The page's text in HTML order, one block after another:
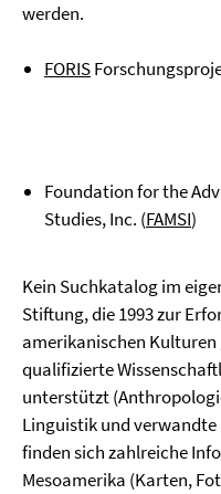
werden.
FORIS
Foundation for the
Studies, Inc. (FAMSI)
Kein Suchkatalog im
Stiftung, die 1993 zur
amerikanischen
qualifizierte
unterstützt
Linguistik und verwandte
finden sich zahlreiche
Mesoamerika (Karten,